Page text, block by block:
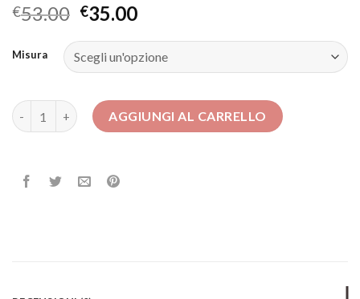
€53.00 €35.00
Misura
vestiti lunghi estivi quantitàAGGIUNGI AL CARRELLO